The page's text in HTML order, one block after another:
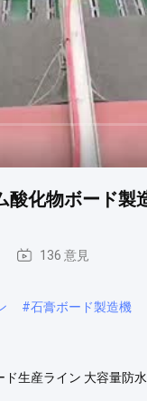
酸化物ボード製
136 意見
#石膏ボード製造機
生産ライン 大容量防